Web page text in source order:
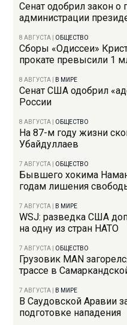
Сенат одобрил закон о
администрации
8 АВГУСТА ОБЩЕСТВО
Сборы «Одиссеи»
прокате превысили 1
8 АВГУСТА В МИРЕ
Сенат США одобрил
России
8 АВГУСТА ОБЩЕСТВО
На 87-м году жизни
Убайдуллаев
7 АВГУСТА ОБЩЕСТВО
Бывшего хокима
годам лишения
7 АВГУСТА В МИРЕ
WSJ: разведка США
на одну из стран НАТО
7 АВГУСТА ОБЩЕСТВО
Грузовик MAN
трассе в
7 АВГУСТА В МИРЕ
В Саудовской Аравии
подготовке нападения